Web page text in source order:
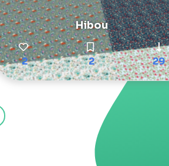
Hibou
2 2 29